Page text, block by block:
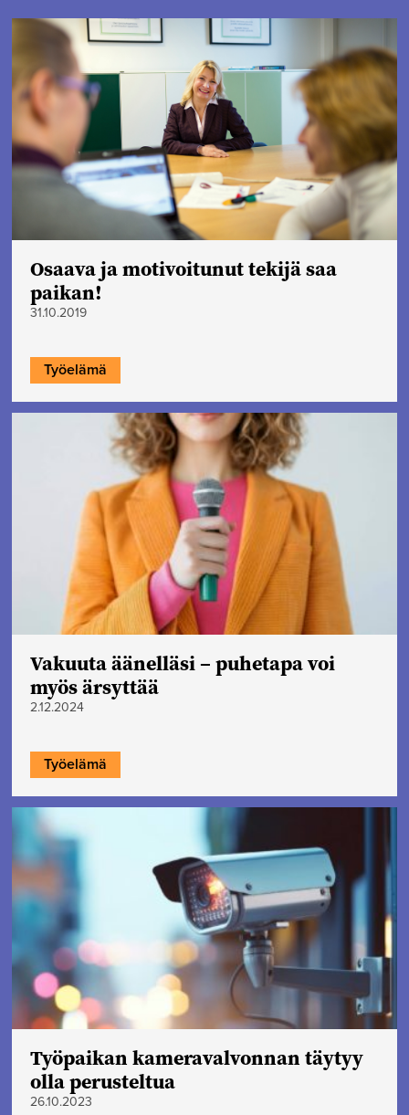
Osaava ja motivoitunut tekijä saa
paikan!
31.10.2019
Työelämä
Vakuuta äänelläsi – puhetapa voi
myös ärsyttää
2.12.2024
Työelämä
Työpaikan kameravalvonnan täytyy
olla perusteltua
26.10.2023